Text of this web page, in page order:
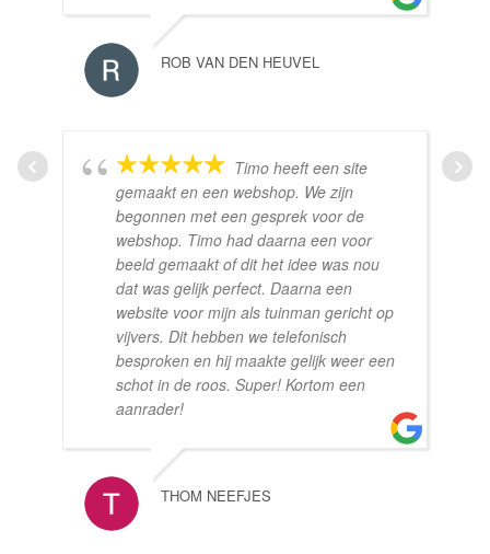
ROB VAN DEN HEUVEL
Timo heeft een site
gemaakt en een webshop. We zijn
begonnen met een gesprek voor de
webshop. Timo had daarna een voor
beeld gemaakt of dit het idee was nou
dat was gelijk perfect. Daarna een
website voor mijn als tuinman gericht op
vijvers. Dit hebben we telefonisch
besproken en hij maakte gelijk weer een
schot in de roos. Super! Kortom een
aanrader!
THOM NEEFJES